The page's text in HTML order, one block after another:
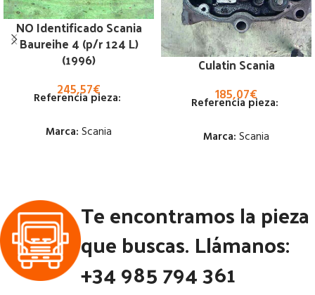
NO Identificado Scania
Baureihe 4 (p/r 124 L)
(1996)
245,57€
Referencia pieza:
Marca: Scania
Ubicación:
Notas:
Código Pieza:61146
Culatin Scania
185,07€
Referencia pieza:
Marca: Scania
Ubicación:
Notas: [VP]SCANIA SERIE 4
E2 R124 - 400 TR (4X2) | 01.96
Código Pieza:
Te encontramos la pieza
que buscas. Llámanos:
+34 985 794 361